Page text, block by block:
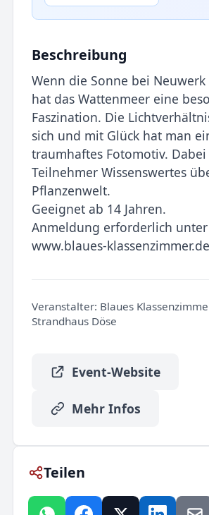
Beschreibung
Wenn die Sonne bei
hat das Wattenmeer eine
Faszination. Die
sich und mit Glück hat man
traumhaftes Fotomotiv.
Teilnehmer Wissenswertes
Pflanzenwelt.
Geeignet ab 14 Jahren.
Anmeldung erforderlich unter
www.blaues-
Veranstalter: Blaues
Strandhaus Döse
Event-Website
Mehr Infos
Teilen